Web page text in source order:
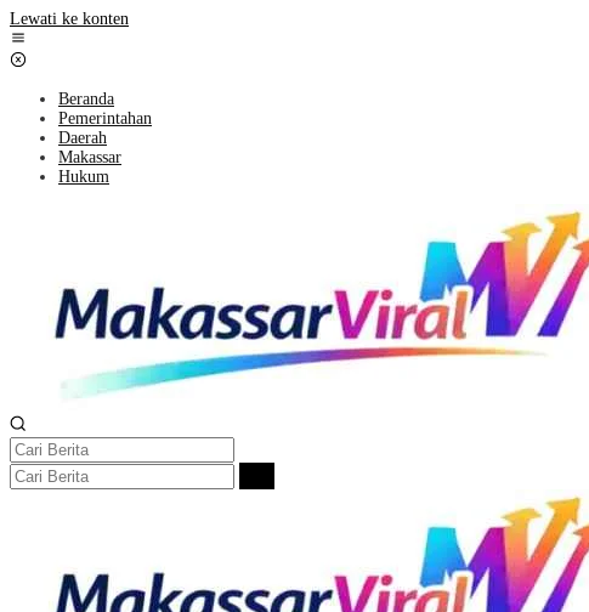
Lewati ke konten
Beranda
Pemerintahan
Daerah
Makassar
Hukum